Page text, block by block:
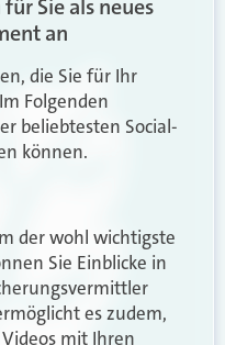
Sie als neues
an
die Sie für Ihr
Folgenden
beliebtesten Social-
können.
der wohl wichtigste
Sie Einblicke in
es zudem,
mit Ihren